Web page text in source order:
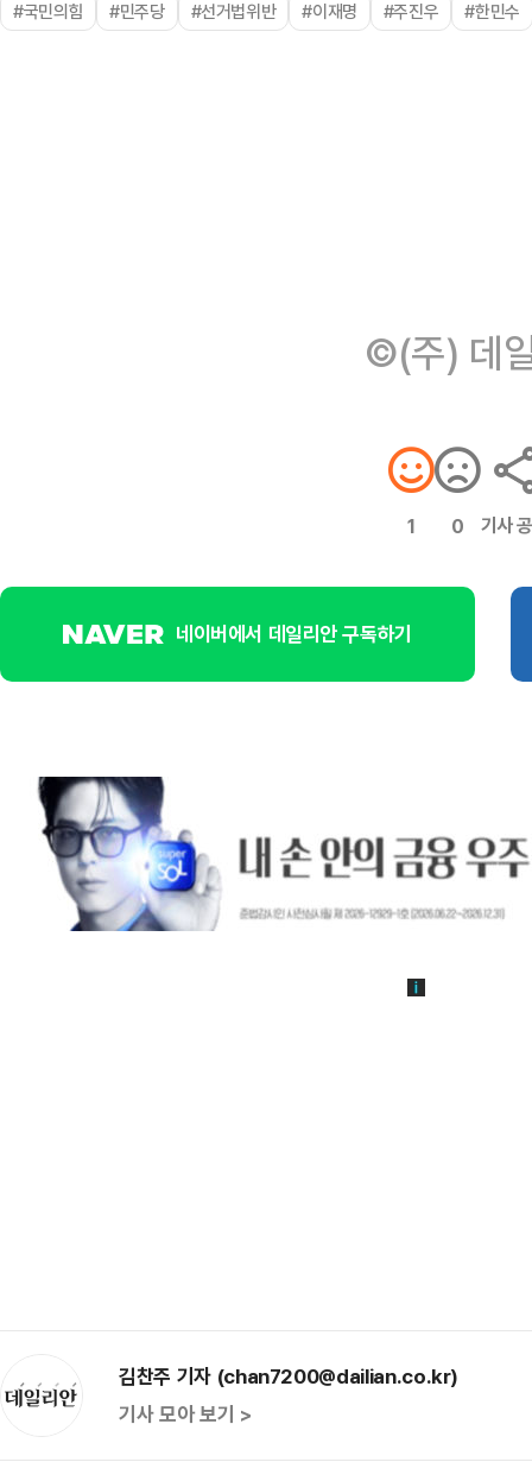
#국민의힘 #민주당 #선거법위반 #이재명 #주진우 #한민수
©(주) 데
1 0 기사
네이버에서 데일리안 구독하기
김찬주 기자 (chan7200@dailian.co.kr)
기사 모아 보기 >